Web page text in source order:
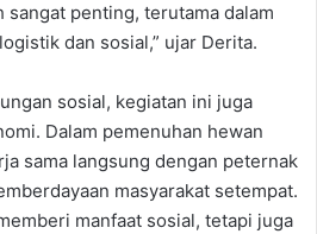
penting, terutama dalam
dan sosial,” ujar Derita.
sosial, kegiatan ini juga
Dalam pemenuhan hewan
sama langsung dengan peternak
masyarakat setempat.
manfaat sosial, tetapi juga